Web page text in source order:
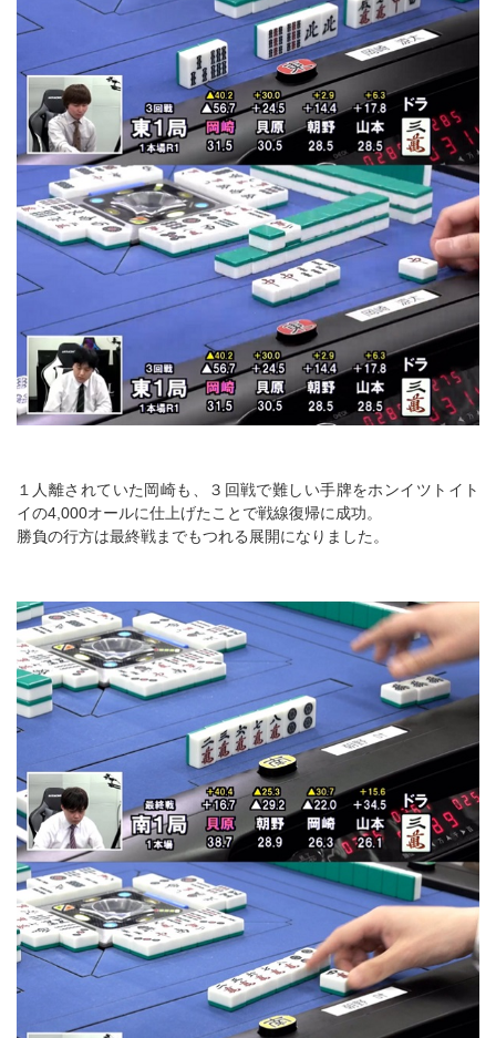
１人離されていた岡崎も、３回戦で難しい手牌をホンイツトイト
イの4,000オールに仕上げたことで戦線復帰に成功。
勝負の行方は最終戦までもつれる展開になりました。